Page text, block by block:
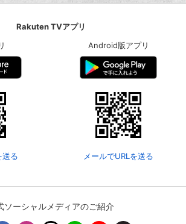
Rakuten TVアプリ
送る
Android版アプリ
メールでURLを送る
ソーシャルメディアのご紹介